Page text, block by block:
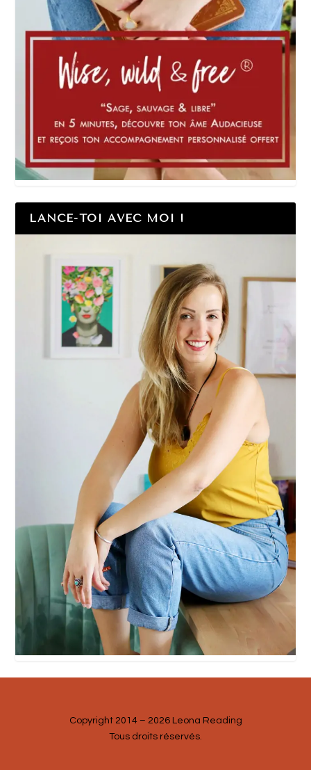
LANCE-TOI AVEC MOI !
Copyright 2014 – 2026 Leona Reading
Tous droits réservés.